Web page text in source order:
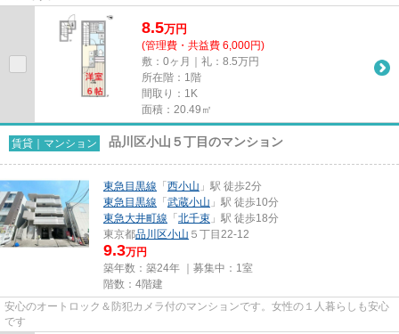
8.5万円
(管理費・共益費 6,000円)
敷：0ヶ月｜礼：8.5万円
所在階：1階
間取り：1K
面積：20.49㎡
賃貸｜マンション 品川区小山５丁目のマンション
東急目黒線 「 西小山 」駅 徒歩2分
東急目黒線 「 武蔵小山 」駅 徒歩10分
東急大井町線 「 北千束 」駅 徒歩18分
東京都品川区小山 ５丁目22-12
9.3万円
築年数：築24年 ｜募集中： 1室
階数：4階建
安心のオートロック＆防犯カメラ付のマンションです。女性の１人暮らしも安心
です